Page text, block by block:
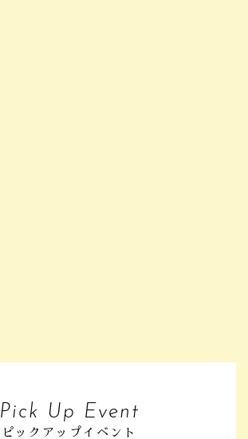
Pick Up Event
ピックアップイベント